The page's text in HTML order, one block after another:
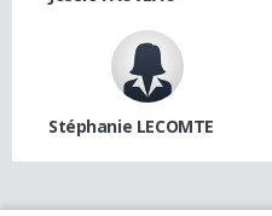
Stéphanie LECOMTE